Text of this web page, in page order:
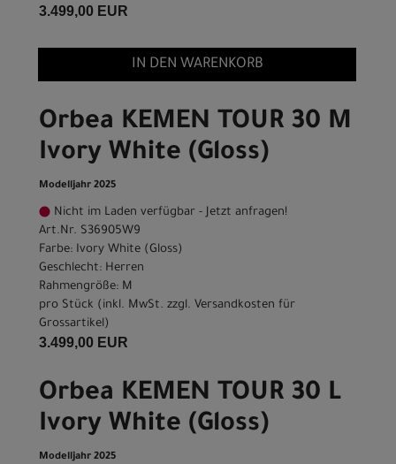
3.499,00 EUR
IN DEN WARENKORB
Orbea KEMEN TOUR 30 M
Ivory White (Gloss)
Modelljahr 2025
Nicht im Laden verfügbar - Jetzt anfragen!
Art.Nr. S36905W9
Farbe: Ivory White (Gloss)
Geschlecht: Herren
Rahmengröße: M
pro Stück (inkl. MwSt. zzgl. Versandkosten für
Grossartikel )
3.499,00 EUR
Orbea KEMEN TOUR 30 L
Ivory White (Gloss)
Modelljahr 2025